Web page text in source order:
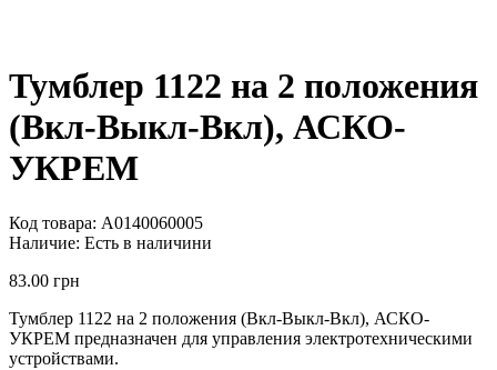
Тумблер 1122 на 2 положения
(Вкл-Выкл-Вкл), АСКО-
УКРЕМ
Код товара: A0140060005
Наличие: Есть в наличини
83.00 грн
Тумблер 1122 на 2 положения (Вкл-Выкл-Вкл), АСКО-
УКРЕМ предназначен для управления электротехническими
устройствами.